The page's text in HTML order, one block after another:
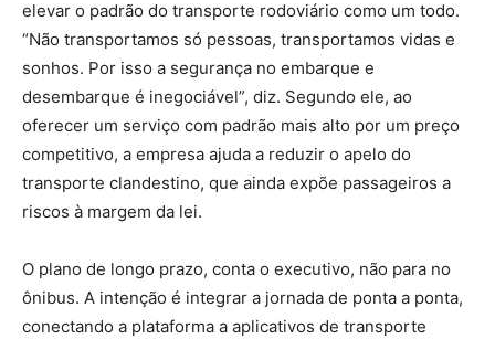
elevar o padrão do transporte rodoviário como um todo.
“Não transportamos só pessoas, transportamos vidas e
sonhos. Por isso a segurança no embarque e
desembarque é inegociável”, diz. Segundo ele, ao
oferecer um serviço com padrão mais alto por um preço
competitivo, a empresa ajuda a reduzir o apelo do
transporte clandestino, que ainda expõe passageiros a
riscos à margem da lei.
O plano de longo prazo, conta o executivo, não para no
ônibus. A intenção é integrar a jornada de ponta a ponta,
conectando a plataforma a aplicativos de transporte